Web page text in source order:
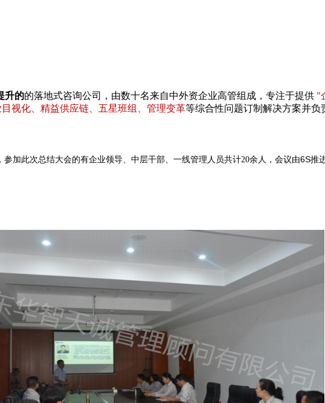
升的的落地式咨询公司，由数十名来自中外资企业高管组成，专注于提供 "
视化、精益供应链、五星班组、管理变革等综合性问题订制解决方案并负
参加此次总结大会的有企业领导、中层干部、一线管理人员共计20余人，会议由6S推